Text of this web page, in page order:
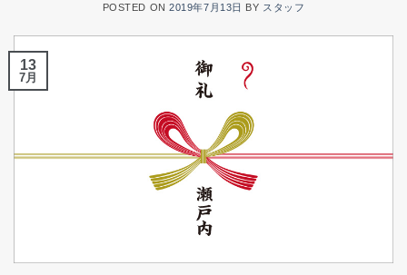
POSTED ON2019年7月13日 BY スタッフ
13
7月